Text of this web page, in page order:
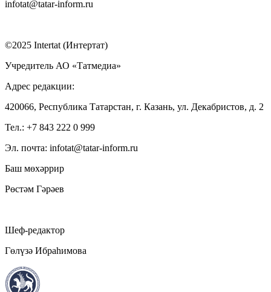
infotat@tatar-inform.ru
©2025 Intertat (Интертат)
Учредитель АО «Татмедиа»
Адрес редакции:
420066, Республика Татарстан, г. Казань, ул. Декабристов, д. 2
Тел.: +7 843 222 0 999
Эл. почта: infotat@tatar-inform.ru
Баш мөхәррир
Рөстәм Гәрәев
Шеф-редактор
Гөлүзә Ибраһимова